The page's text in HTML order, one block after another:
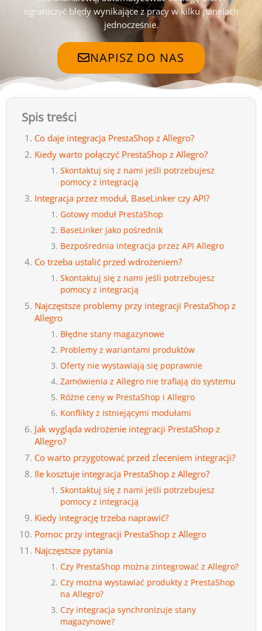
ograniczyć błędy wynikające z pracy w kilku panelach
jednocześnie.
NAPISZ DO NAS
Spis treści
Co daje integracja PrestaShop z Allegro?
Kiedy warto połączyć PrestaShop z Allegro?
Skontaktuj się z nami jeśli potrzebujesz
pomocy z integracją
Integracja przez moduł, BaseLinker czy API?
Gotowy moduł PrestaShop
BaseLinker jako pośrednik
Bezpośrednia integracja przez API Allegro
Co trzeba ustalić przed wdrożeniem?
Skontaktuj się z nami jeśli potrzebujesz
pomocy z integracją
Najczęstsze problemy przy integracji PrestaShop z
Allegro
Błędne stany magazynowe
Problemy z wariantami produktów
Oferty nie wystawiają się poprawnie
Zamówienia z Allegro nie trafiają do systemu
Różne ceny w PrestaShop i Allegro
Konflikty z istniejącymi modułami
Jak wygląda wdrożenie integracji PrestaShop z
Allegro?
Co warto przygotować przed zleceniem integracji?
Ile kosztuje integracja PrestaShop z Allegro?
Skontaktuj się z nami jeśli potrzebujesz
pomocy z integracją
Kiedy integrację trzeba naprawić?
Pomoc przy integracji PrestaShop z Allegro
Najczęstsze pytania
Czy PrestaShop można zintegrować z Allegro?
Czy można wystawiać produkty z PrestaShop
na Allegro?
Czy integracja synchronizuje stany
magazynowe?